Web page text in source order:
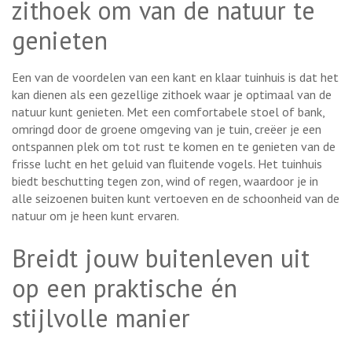
zithoek om van de natuur te
genieten
Een van de voordelen van een kant en klaar tuinhuis is dat het
kan dienen als een gezellige zithoek waar je optimaal van de
natuur kunt genieten. Met een comfortabele stoel of bank,
omringd door de groene omgeving van je tuin, creëer je een
ontspannen plek om tot rust te komen en te genieten van de
frisse lucht en het geluid van fluitende vogels. Het tuinhuis
biedt beschutting tegen zon, wind of regen, waardoor je in
alle seizoenen buiten kunt vertoeven en de schoonheid van de
natuur om je heen kunt ervaren.
Breidt jouw buitenleven uit
op een praktische én
stijlvolle manier